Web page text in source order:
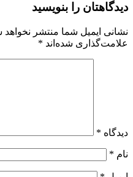
دیدگاهتان را بنویسید
نشانی ایمیل شما منتشر نخواهد
علامت‌گذاری شده‌اند *
دیدگاه *
نام *